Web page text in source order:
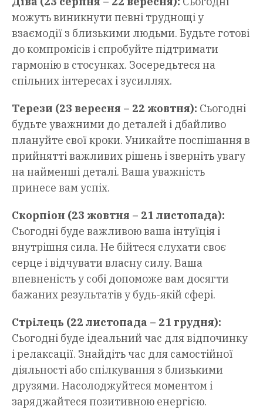
можуть виникнути певні труднощі у
взаємодії з близькими людьми. Будьте готові
до компромісів і спробуйте підтримати
гармонію в стосунках. Зосередьтеся на
спільних інтересах і зусиллях.
Терези (23 вересня – 22 жовтня): Сьогодні
будьте уважними до деталей і дбайливо
плануйте свої кроки. Уникайте поспішання в
прийнятті важливих рішень і зверніть увагу
на найменші деталі. Ваша уважність
принесе вам успіх.
Скорпіон (23 жовтня – 21 листопада):
Сьогодні буде важливою ваша інтуїція і
внутрішня сила. Не бійтеся слухати своє
серце і відчувати власну силу. Ваша
впевненість у собі допоможе вам досягти
бажаних результатів у будь-якій сфері.
Стрілець (22 листопада – 21 грудня):
Сьогодні буде ідеальний час для відпочинку
і релаксації. Знайдіть час для самостійної
діяльності або спілкування з близькими
друзями. Насолоджуйтеся моментом і
заряджайтеся позитивною енергією.